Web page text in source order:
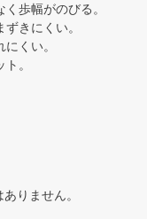
歩幅がのびる。
きにくい。
くい。
。
りません。